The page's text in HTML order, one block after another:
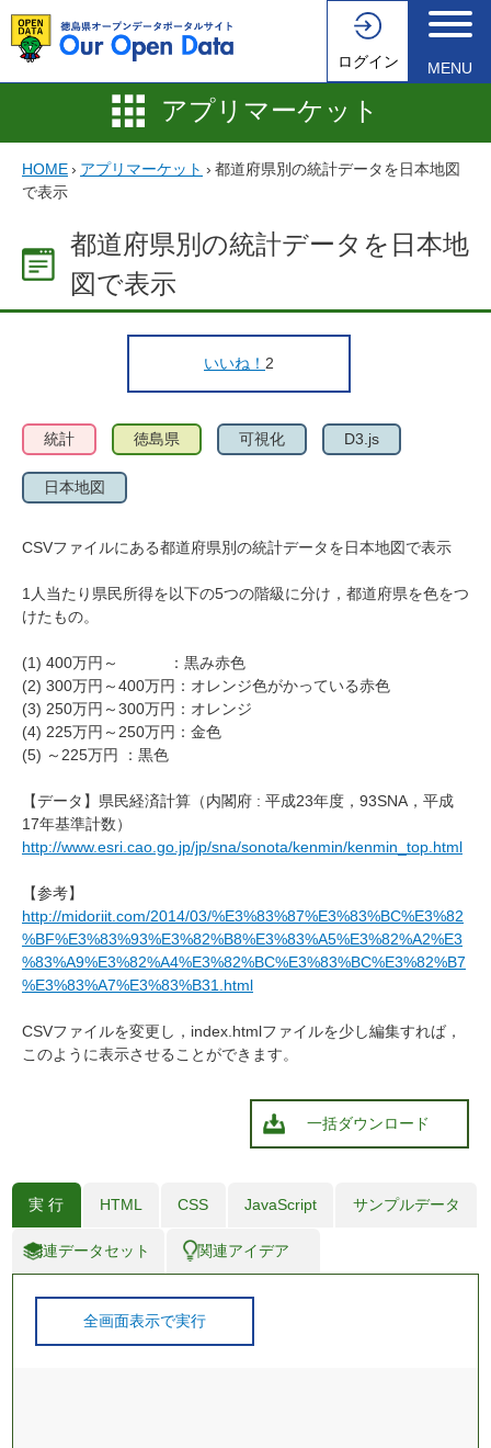
ログイン MENU
アプリマーケット
HOME› アプリマーケット › 都道府県別の統計データを日本地図
で表示
都道府県別の統計データを日本地
図で表示
いいね！ 2
統計 徳島県 可視化 D3.js
日本地図
CSVファイルにある都道府県別の統計データを日本地図で表示
1人当たり県民所得を以下の5つの階級に分け，都道府県を色をつ
けたもの。
(1) 400万円～ ：黒み赤色
(2) 300万円～400万円：オレンジ色がかっている赤色
(3) 250万円～300万円：オレンジ
(4) 225万円～250万円：金色
(5) ～225万円 ：黒色
【データ】県民経済計算（内閣府 : 平成23年度，93SNA，平成
17年基準計数）
http://www.esri.cao.go.jp/jp/sna/sonota/kenmin/kenmin_top.html
【参考】
http://midoriit.com/2014/03/%E3%83%87%E3%83%BC%E3%82
%BF%E3%83%93%E3%82%B8%E3%83%A5%E3%82%A2%E3
%83%A9%E3%82%A4%E3%82%BC%E3%83%BC%E3%82%B7
%E3%83%A7%E3%83%B31.html
CSVファイルを変更し，index.htmlファイルを少し編集すれば，
このように表示させることができます。
一括ダウンロード
実 行 HTML CSS JavaScript サンプルデータ
関連データセット 関連アイデア
全画面表示で実行